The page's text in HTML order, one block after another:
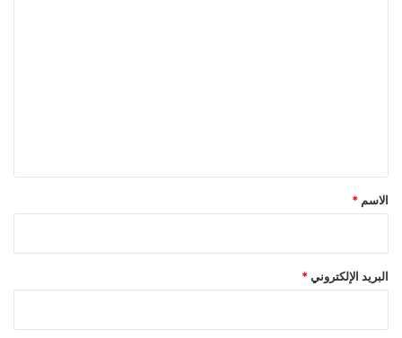
*
الاسم *
البريد الإلكتروني *